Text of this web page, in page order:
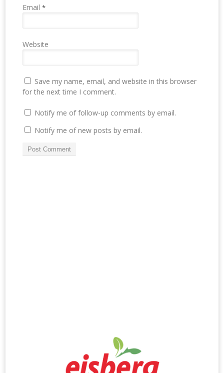
Email*
Website
Save my name, email, and website in this browser
for the next time I comment.
Notify me of follow-up comments by email.
Notify me of new posts by email.